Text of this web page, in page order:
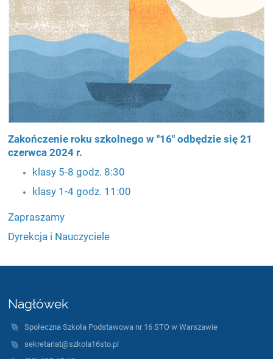
Zakończenie roku szkolnego w "16" odbędzie się 21
czerwca 2024 r.
klasy 5-8 godz. 8:30
klasy 1-4 godz. 11:00
Zapraszamy
Dyrekcja i Nauczyciele
Nagłówek
Społeczna Szkoła Podstawowa nr 16 STO w Warszawie
sekretariat@szkola16sto.pl